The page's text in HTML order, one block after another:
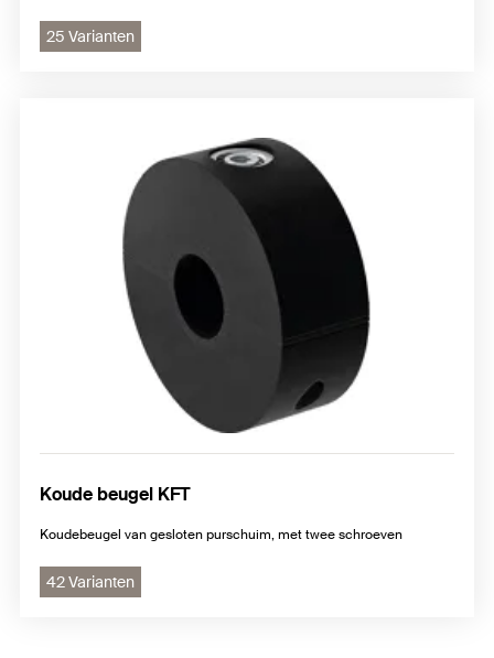
25 Varianten
Koude beugel KFT
Koudebeugel van gesloten purschuim, met twee schroeven
42 Varianten